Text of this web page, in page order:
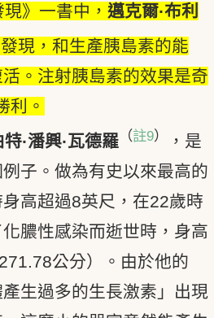
》一書中， 邁克爾·布利
現，和生產胰島素的能
。注射胰島素的效果是奇
利。
特·潘興·瓦德羅（註9）
，是
子。做為有史以來最高的
高超過8英尺，在22歲時
膿性感染而逝世時，身高
公分）。由於他的
產生過多的生長激素」出現